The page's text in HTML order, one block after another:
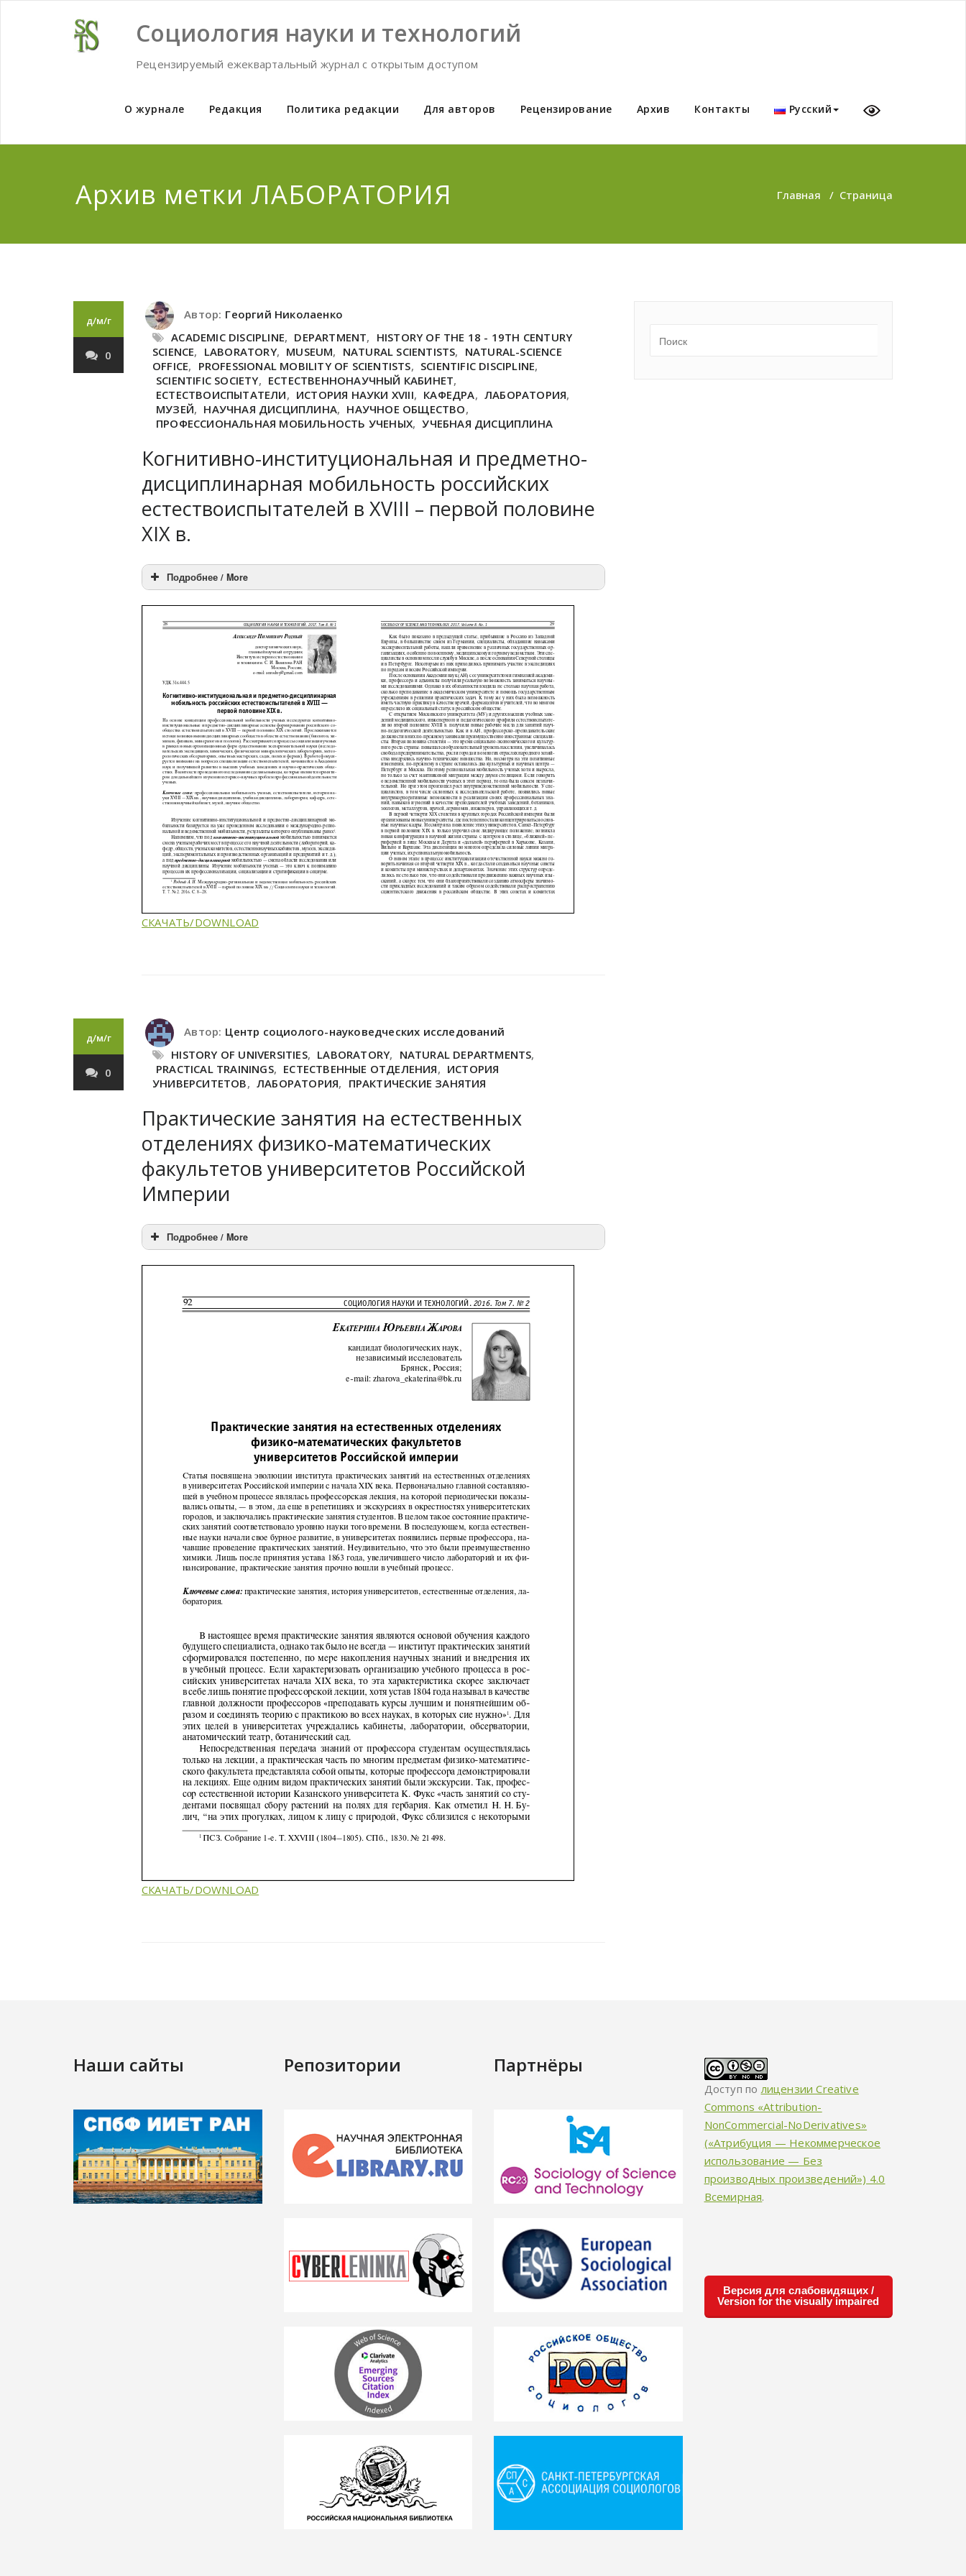
Социология науки и технологий
Рецензируемый ежеквартальный журнал с открытым доступом
О журнале Редакция Политика редакции Для авторов Рецензирование Архив Контакты Русский
Архив метки ЛАБОРАТОРИЯ Главная / Страница
д/м/г
0
Автор: Георгий Николаенко
ACADEMIC DISCIPLINE, DEPARTMENT, HISTORY OF THE 18 - 19TH CENTURY
SCIENCE, LABORATORY, MUSEUM, NATURAL SCIENTISTS, NATURAL-SCIENCE
OFFICE, PROFESSIONAL MOBILITY OF SCIENTISTS, SCIENTIFIC DISCIPLINE,
SCIENTIFIC SOCIETY, ЕСТЕСТВЕННОНАУЧНЫЙ КАБИНЕТ,
ЕСТЕСТВОИСПЫТАТЕЛИ, ИСТОРИЯ НАУКИ XVIII, КАФЕДРА, ЛАБОРАТОРИЯ,
МУЗЕЙ, НАУЧНАЯ ДИСЦИПЛИНА, НАУЧНОЕ ОБЩЕСТВО,
ПРОФЕССИОНАЛЬНАЯ МОБИЛЬНОСТЬ УЧЕНЫХ, УЧЕБНАЯ ДИСЦИПЛИНА
Когнитивно-институциональная и предметно-
дисциплинарная мобильность российских
естествоиспытателей в XVIII – первой половине
XIX в.
Подробнее / More
СКАЧАТЬ/DOWNLOAD
д/м/г
0
Автор: Центр социолого-науковедческих исследований
HISTORY OF UNIVERSITIES, LABORATORY, NATURAL DEPARTMENTS,
PRACTICAL TRAININGS, ЕСТЕСТВЕННЫЕ ОТДЕЛЕНИЯ, ИСТОРИЯ
УНИВЕРСИТЕТОВ, ЛАБОРАТОРИЯ, ПРАКТИЧЕСКИЕ ЗАНЯТИЯ
Практические занятия на естественных
отделениях физико-математических
факультетов университетов Российской
Империи
Подробнее / More
СКАЧАТЬ/DOWNLOAD
Наши сайты Репозитории Партнёры
Доступ по лицензии Creative
Commons «Attribution-
NonCommercial-NoDerivatives»
(«Атрибуция — Некоммерческое
использование — Без
производных произведений») 4.0
Всемирная.
Версия для слабовидящих /
Version for the visually impaired